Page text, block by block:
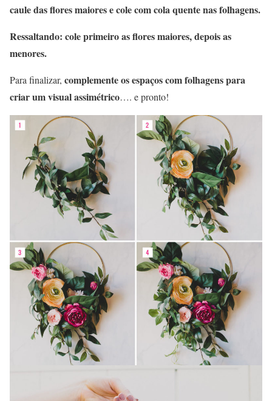
caule das flores maiorese cole com cola quente nas folhagens.
Ressaltando: cole primeiro as flores maiores, depois as
menores.
Para finalizar, complemente os espaços com folhagens para
criar um visual assimétrico…. e pronto!